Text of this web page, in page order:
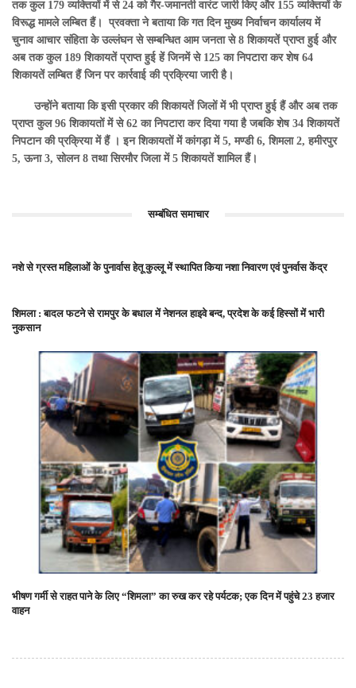
तक कुल 179 व्यक्तियों में से 24 को गैर-जमानती वारंट जारी किए और 155 व्यक्तियों के
विरूद्ध मामले लम्बित हैं। प्रवक्ता ने बताया कि गत दिन मुख्य निर्वाचन कार्यालय में
चुनाव आचार संहिता के उल्लंघन से सम्बन्धित आम जनता से 8 शिकायतें प्राप्त हुई और
अब तक कुल 189 शिकायतें प्राप्त हुई हें जिनमें से 125 का निपटारा कर शेष 64
शिकायतें लम्बित हैं जिन पर कार्रवाई की प्रक्रिया जारी है।
उन्होंने बताया कि इसी प्रकार की शिकायतें जिलों में भी प्राप्त हुई हैं और अब तक
प्राप्त कुल 96 शिकायतों में से 62 का निपटारा कर दिया गया है जबकि शेष 34 शिकायतें
निपटान की प्रक्रिया में हैं । इन शिकायतों में कांगड़ा में 5, मण्डी 6, शिमला 2, हमीरपुर
5, ऊना 3, सोलन 8 तथा सिरमौर जिला में 5 शिकायतें शामिल हैं।
सम्बंधित समाचार
नशे से ग्रस्त महिलाओं के पुनार्वास हेतू कुल्लू में स्थापित किया नशा निवारण एवं पुनर्वास केंद्र
शिमला : बादल फटने से रामपुर के बधाल में नेशनल हाइवे बन्द, प्रदेश के कई हिस्सों में भारी
नुकसान
भीषण गर्मी से राहत पाने के लिए “शिमला” का रुख कर रहे पर्यटक; एक दिन में पहुंचे 23 हजार
वाहन